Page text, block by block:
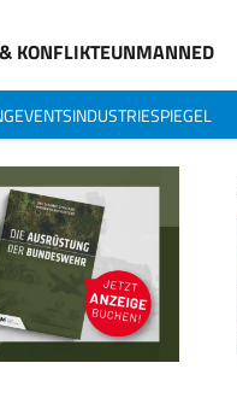
KONFLIKTEUNMANNED
EVENTSINDUSTRIESPIEGEL